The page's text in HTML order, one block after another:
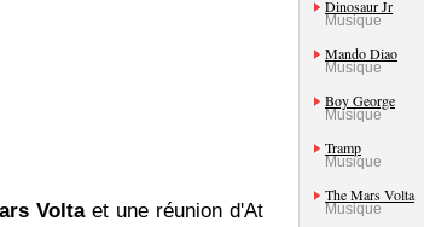
Voltaet une réunion d'At
Dinosaur Jr
Musique
Mando Diao
Musique
Boy George
Musique
Tramp
Musique
The Mars Volta
Musique